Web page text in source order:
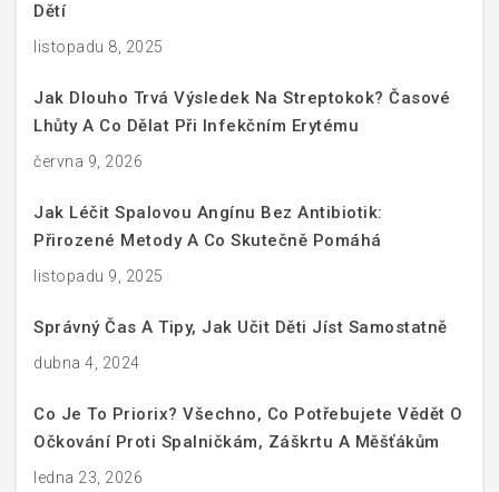
Dětí
listopadu 8, 2025
Jak Dlouho Trvá Výsledek Na Streptokok? Časové
Lhůty A Co Dělat Při Infekčním Erytému
června 9, 2026
Jak Léčit Spalovou Angínu Bez Antibiotik:
Přirozené Metody A Co Skutečně Pomáhá
listopadu 9, 2025
Správný Čas A Tipy, Jak Učit Děti Jíst Samostatně
dubna 4, 2024
Co Je To Priorix? Všechno, Co Potřebujete Vědět O
Očkování Proti Spalničkám, Záškrtu A Měšťákům
ledna 23, 2026